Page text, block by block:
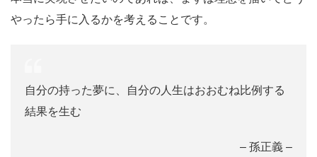
やったら手に入るかを考えることです。
自分の持った夢に、自分の人生はおおむね比例する
結果を生む
– 孫正義 –